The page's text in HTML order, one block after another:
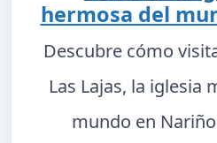
hermosa del
Descubre cómo
Las Lajas, la iglesia
mundo en